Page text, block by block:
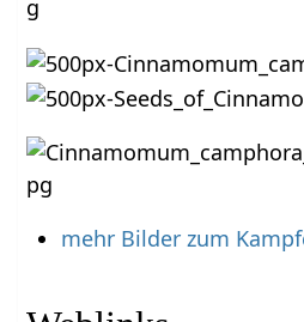
mehr Bilder zum